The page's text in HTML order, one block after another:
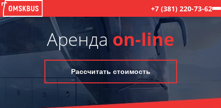
+7 (381) 220-73-62
Аренда on-line
Рассчитать стоимость